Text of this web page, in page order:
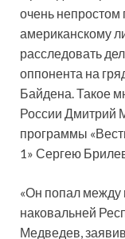
очень
американскому
расследовать
оппонента на
Байдена. Такое
России Дмитрий
программы
1» Сергею
«Он попал между
наковальней
Медведев,